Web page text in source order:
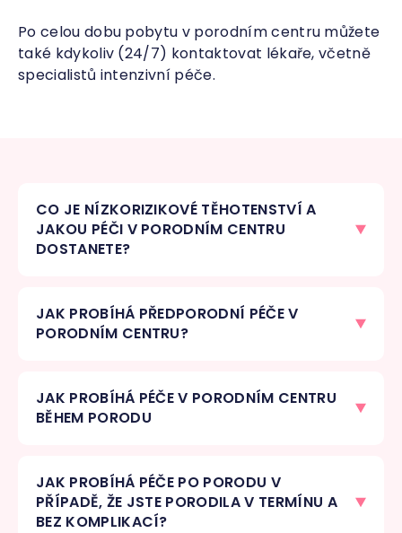
Po celou dobu pobytu v porodním centru můžete
také kdykoliv (24/7) kontaktovat lékaře, včetně
specialistů intenzivní péče.
CO JE NÍZKORIZIKOVÉ TĚHOTENSTVÍ A
JAKOU PÉČI V PORODNÍM CENTRU
DOSTANETE?
JAK PROBÍHÁ PŘEDPORODNÍ PÉČE V
PORODNÍM CENTRU?
JAK PROBÍHÁ PÉČE V PORODNÍM CENTRU
BĚHEM PORODU
JAK PROBÍHÁ PÉČE PO PORODU V
PŘÍPADĚ, ŽE JSTE PORODILA V TERMÍNU A
BEZ KOMPLIKACÍ?